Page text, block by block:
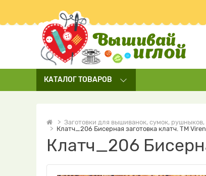
КАТАЛОГТОВАРОВ
Заготовки для вышиванок, сумок, рушныков,
Клатч_206 Бисерная заготовка клатч. ТМ
Клатч_206